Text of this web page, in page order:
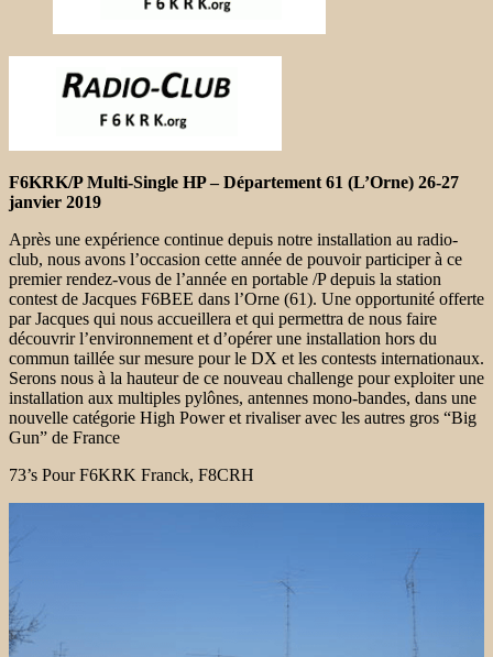
F6KRK/P Multi-Single HP – Département 61 (L’Orne) 26-27
janvier 2019
Après une expérience continue depuis notre installation au radio-
club, nous avons l’occasion cette année de pouvoir participer à ce
premier rendez-vous de l’année en portable /P depuis la station
contest de Jacques F6BEE dans l’Orne (61). Une opportunité offerte
par Jacques qui nous accueillera et qui permettra de nous faire
découvrir l’environnement et d’opérer une installation hors du
commun taillée sur mesure pour le DX et les contests internationaux.
Serons nous à la hauteur de ce nouveau challenge pour exploiter une
installation aux multiples pylônes, antennes mono-bandes, dans une
nouvelle catégorie High Power et rivaliser avec les autres gros “Big
Gun” de France
73’s Pour F6KRK Franck, F8CRH